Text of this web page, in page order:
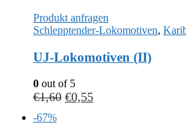
Produkt anfragen
Schlepptender-Lokomotiven,
UJ-Lokomotiven (II)
0 out of 5
€1,60 €0,55
-67%